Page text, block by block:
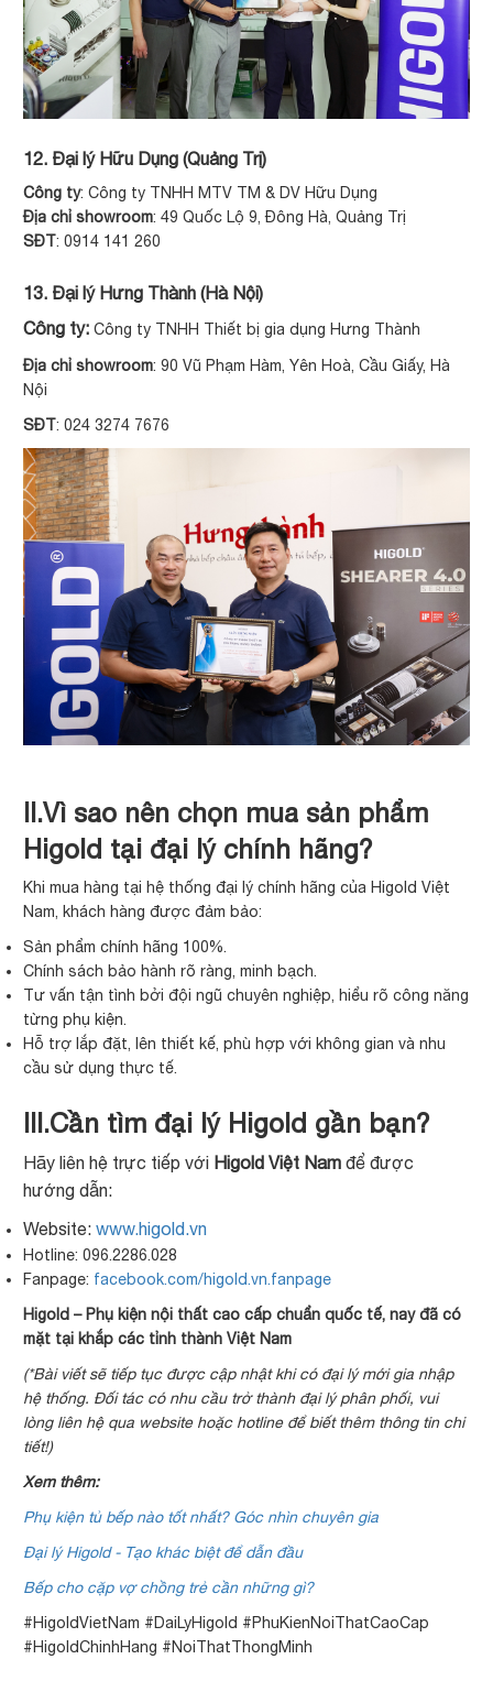
12. Đại lý Hữu Dụng (Quảng Trị)
Công ty: Công ty TNHH MTV TM & DV Hữu Dụng
Địa chỉ showroom: 49 Quốc Lộ 9, Đông Hà, Quảng Trị
SĐT: 0914 141 260
13. Đại lý Hưng Thành (Hà Nội)
Công ty:Công ty TNHH Thiết bị gia dụng Hưng Thành
Địa chỉ showroom: 90 Vũ Phạm Hàm, Yên Hoà, Cầu Giấy, Hà
Nội
SĐT: 024 3274 7676
II.Vì sao nên chọn mua sản phẩm
Higold tại đại lý chính hãng?
Khi mua hàng tại hệ thống đại lý chính hãng của Higold Việt
Nam, khách hàng được đảm bảo:
Sản phẩm chính hãng 100%.
Chính sách bảo hành rõ ràng, minh bạch.
Tư vấn tận tình bởi đội ngũ chuyên nghiệp, hiểu rõ công năng
từng phụ kiện.
Hỗ trợ lắp đặt, lên thiết kế, phù hợp với không gian và nhu
cầu sử dụng thực tế.
III.Cần tìm đại lý Higold gần bạn?
Hãy liên hệ trực tiếp với Higold Việt Nam để được
hướng dẫn:
Website:www.higold.vn
Hotline: 096.2286.028
Fanpage: facebook.com/higold.vn.fanpage
Higold – Phụ kiện nội thất cao cấp chuẩn quốc tế, nay đã có
mặt tại khắp các tỉnh thành Việt Nam
(*Bài viết sẽ tiếp tục được cập nhật khi có đại lý mới gia nhập
hệ thống. Đối tác có nhu cầu trở thành đại lý phân phối, vui
lòng liên hệ qua website hoặc hotline để biết thêm thông tin chi
tiết!)
Xem thêm:
Phụ kiện tủ bếp nào tốt nhất? Góc nhìn chuyên gia
Đại lý Higold - Tạo khác biệt để dẫn đầu
Bếp cho cặp vợ chồng trẻ cần những gì?
#HigoldVietNam #DaiLyHigold #PhuKienNoiThatCaoCap
#HigoldChinhHang #NoiThatThongMinh